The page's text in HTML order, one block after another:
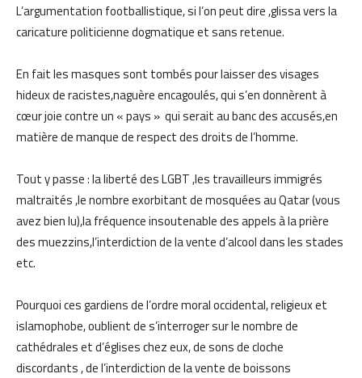
L’argumentation footballistique, si l’on peut dire ,glissa vers la
caricature politicienne dogmatique et sans retenue.
En fait les masques sont tombés pour laisser des visages
hideux de racistes,naguère encagoulés, qui s’en donnèrent à
cœur joie contre un « pays » qui serait au banc des accusés,en
matière de manque de respect des droits de l’homme.
Tout y passe : la liberté des LGBT ,les travailleurs immigrés
maltraités ,le nombre exorbitant de mosquées au Qatar (vous
avez bien lu),la fréquence insoutenable des appels à la prière
des muezzins,l’interdiction de la vente d’alcool dans les stades
etc.
Pourquoi ces gardiens de l’ordre moral occidental, religieux et
islamophobe, oublient de s’interroger sur le nombre de
cathédrales et d’églises chez eux, de sons de cloche
discordants , de l’interdiction de la vente de boissons